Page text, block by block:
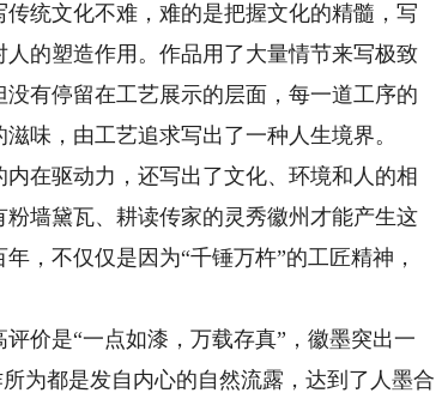
统文化不难，难的是把握文化的精髓，写
的塑造作用。作品用了大量情节来写极致
有停留在工艺展示的层面，每一道工序的
味，由工艺追求写出了一种人生境界。
在驱动力，还写出了文化、环境和人的相
墙黛瓦、耕读传家的灵秀徽州才能产生这
，不仅仅是因为“千锤万杵”的工匠精神，
是“一点如漆，万载存真”，徽墨突出一
为都是发自内心的自然流露，达到了人墨合